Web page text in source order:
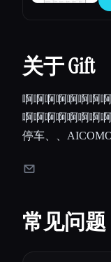
关于 Gift
啊啊啊啊啊啊啊
啊啊啊啊啊啊啊
停车、、
常见问题